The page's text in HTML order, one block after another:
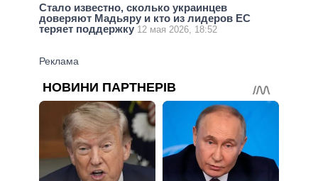
Стало известно, сколько украинцев
доверяют Мадьяру и кто из лидеров ЕС
теряет поддержку 12 мая 2026, 18:52